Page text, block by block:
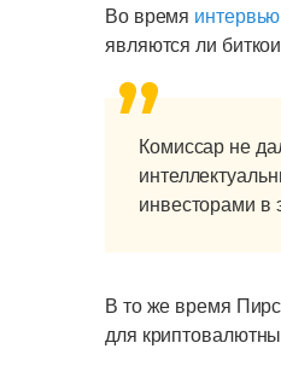
Во время интервью
являются ли
Комиссар не
инвесторами в
В то же время
для